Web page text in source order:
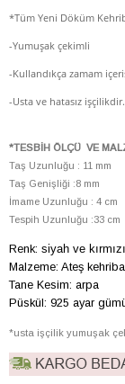
*Tüm Yeni Döküm
-Yumuşak çekimli
-Kullandıkça zamam
-Usta ve hatasız işçilikdir.
*TESBİH ÖLÇÜ VE
Taş Uzunluğu : 11 mm
Taş Genişliği :8 mm
İmame Uzunluğu : 4 cm
Tespih Uzunluğu :33 cm
Renk: siyah ve kırmızı
Malzeme: Ateş
Tane Kesim: arpa
Püskül: 925 ayar
*usta işçilik yumuşak